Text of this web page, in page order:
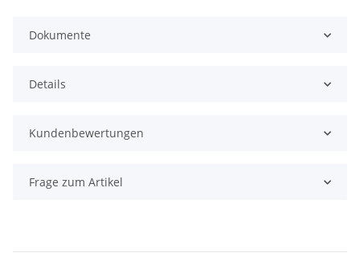
Dokumente
Details
Kundenbewertungen
Frage zum Artikel